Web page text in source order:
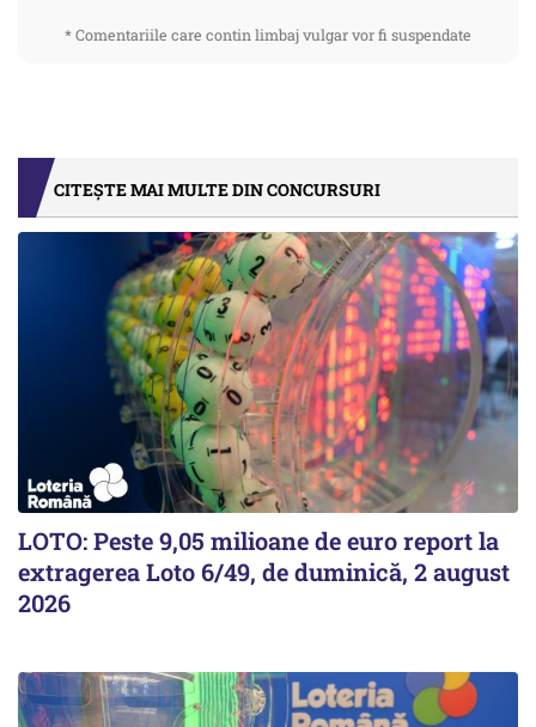
* Comentariile care contin limbaj vulgar vor fi suspendate
CITEȘTE MAI MULTE DIN CONCURSURI
LOTO: Peste 9,05 milioane de euro report la
extragerea Loto 6/49, de duminică, 2 august
2026